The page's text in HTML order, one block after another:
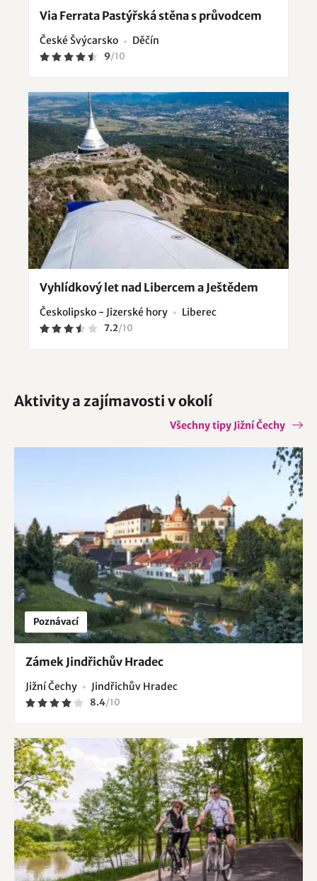
Via Ferrata Pastýřská stěna s průvodcem
České Švýcarsko Děčín
9/10
Vyhlídkový let nad Libercem a Ještědem
Českolipsko - Jizerské hory Liberec
7.2/10
Aktivity a zajímavosti v okolí
Všechny tipy Jižní Čechy
Poznávací
Zámek Jindřichův Hradec
Jižní Čechy Jindřichův Hradec
8.4/10